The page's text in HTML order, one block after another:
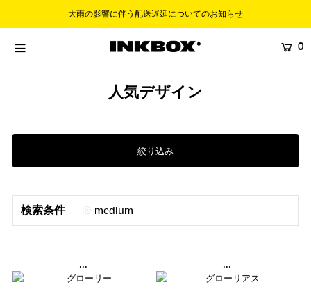
大雨の影響に伴う配送遅延についてのお知らせ
0
人気デザイン
絞り込み
検索条件 medium
... ...
BUNDLES